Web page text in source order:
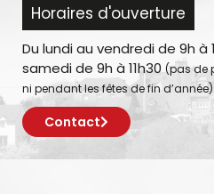
Horaires d'ouverture
Du lundi au vendredi de 9h à
samedi de 9h à 11h30 (pas de
ni pendant les fêtes de fin d’année)
Contact